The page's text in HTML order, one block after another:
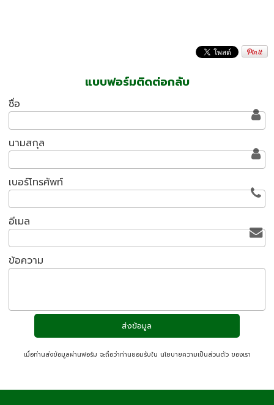
แบบฟอร์มติดต่อกลับ
ชื่อ
นามสกุล
เบอร์โทรศัพท์
อีเมล
ข้อความ
เมื่อท่านส่งข้อมูลผ่านฟอร์ม จะถือว่าท่านยอมรับใน นโยบายความเป็นส่วนตัว ของเรา